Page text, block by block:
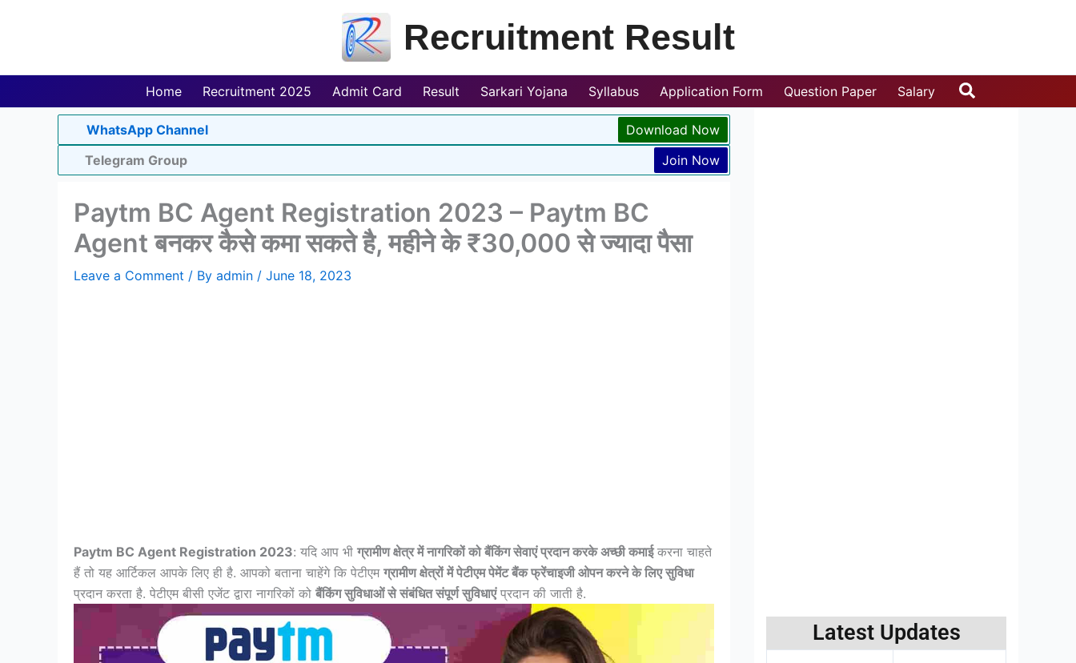
Recruitment Result
Home Recruitment 2025 Admit Card Result Sarkari Yojana Syllabus Application Form Question Paper Salary Search
WhatsApp Channel
Download Now
Telegram Group
Join Now
Paytm BC Agent Registration 2023 – Paytm BC
Agent बनकर कैसे कमा सकते है, महीने के ₹30,000 से ज्यादा पैसा
Leave a Comment / By admin / June 18, 2023
Paytm BC Agent Registration 2023: यदि आप भी ग्रामीण क्षेत्र में नागरिकों को बैंकिंग सेवाएं प्रदान करके अच्छी कमाईकरना चाहते
हैं तो यह आर्टिकल आपके लिए ही है. आपको बताना चाहेंगे कि पेटीएम ग्रामीण क्षेत्रों में पेटीएम पेमेंट बैंक फ्रेंचाइजी ओपन करने के लिए सुविधा
प्रदान करता है. पेटीएम बीसी एजेंट द्वारा नागरिकों को बैंकिंग सुविधाओं से संबंधित संपूर्ण सुविधाएंप्रदान की जाती है.
Latest Updates